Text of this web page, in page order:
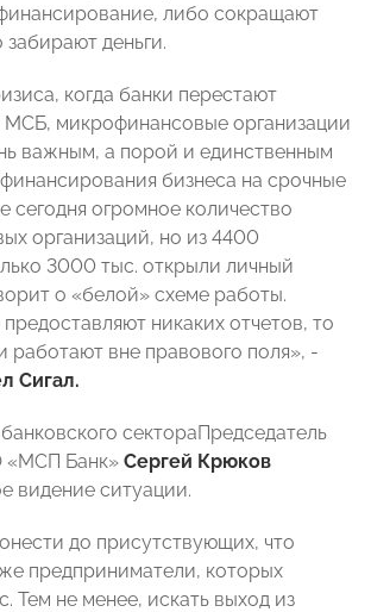
либо сокращают
деньги.
когда банки перестают
МСБ, микрофинансовые организации
важным, а порой и единственным
бизнеса на срочные
сегодня огромное количество
организаций, но из 4400
3000 тыс. открыли личный
о «белой» схеме работы.
никаких отчетов, то
работают вне правового поля», -
Сигал.
сектораПредседатель
«МСП Банк» Сергей Крюков
видение ситуации.
до присутствующих, что
предприниматели, которых
Тем не менее, искать выход из